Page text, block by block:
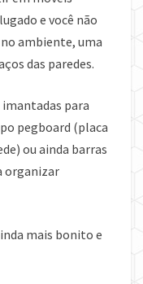
e você não
ambiente, uma
das paredes.
para
pegboard (placa
ou ainda barras
organizar
mais bonito e